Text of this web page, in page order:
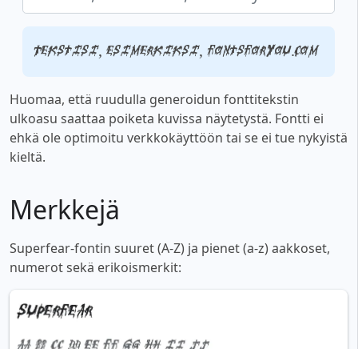
Tekstisi, esimerkiksi, fontsforyou.com
Huomaa, että ruudulla generoidun fonttitekstin
ulkoasu saattaa poiketa kuvissa näytetystä. Fontti ei
ehkä ole optimoitu verkkokäyttöön tai se ei tue nykyistä
kieltä.
Merkkejä
Superfear-fontin suuret (A-Z) ja pienet (a-z) aakkoset,
numerot sekä erikoismerkit: